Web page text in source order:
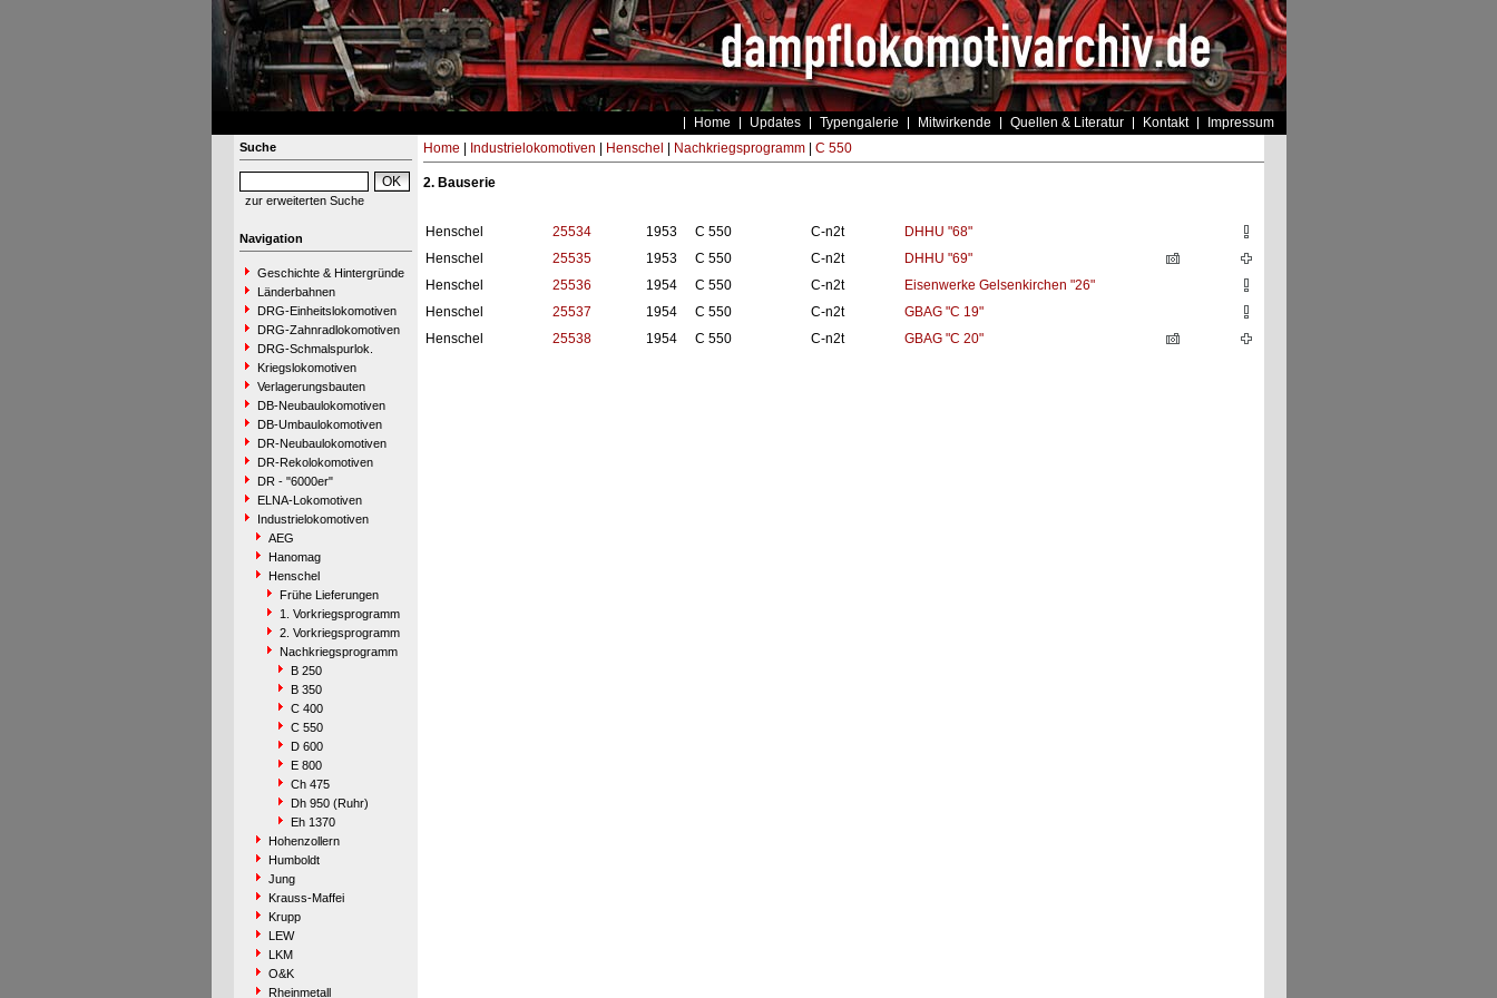
Home Updates Typengalerie Mitwirkende Quellen & Literatur Kontakt Impressum
Suche
zur erweiterten Suche
Navigation
Geschichte & Hintergründe
Länderbahnen
DRG-Einheitslokomotiven
DRG-Zahnradlokomotiven
DRG-Schmalspurlok.
Kriegslokomotiven
Verlagerungsbauten
DB-Neubaulokomotiven
DB-Umbaulokomotiven
DR-Neubaulokomotiven
DR-Rekolokomotiven
DR - "6000er"
ELNA-Lokomotiven
Industrielokomotiven
AEG
Hanomag
Henschel
Frühe Lieferungen
1. Vorkriegsprogramm
2. Vorkriegsprogramm
Nachkriegsprogramm
B 250
B 350
C 400
C 550
D 600
E 800
Ch 475
Dh 950 (Ruhr)
Eh 1370
Hohenzollern
Humboldt
Jung
Krauss-Maffei
Krupp
LEW
LKM
O&K
Rheinmetall
Home Industrielokomotiven Henschel Nachkriegsprogramm| C 550
2. Bauserie
Henschel 25534 1953 C 550 C-n2t
DHHU "68"
Henschel
25535 1953 C 550 C-n2t
DHHU "69"
Henschel
25536 1954 C 550 C-n2t
Eisenwerke Gelsenkirchen "26"
Henschel
25537 1954 C 550 C-n2t
GBAG "C 19"
Henschel
25538 1954 C 550 C-n2t GBAG "C 20"